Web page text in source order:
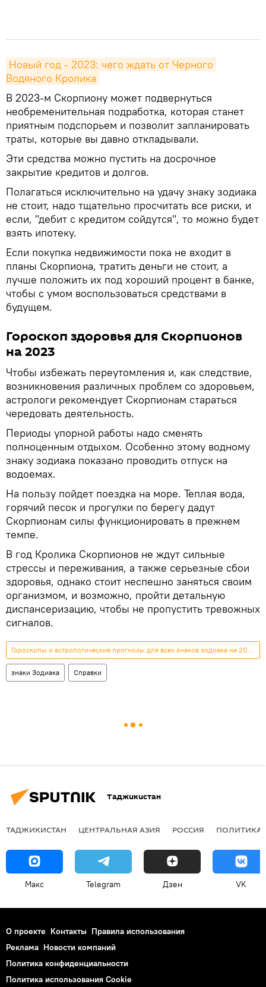
Новый год - 2023: чего ждать от Черного
Водяного Кролика
В 2023-м Скорпиону может подвернуться
необременительная подработка, которая станет
приятным подспорьем и позволит запланировать
траты, которые вы давно откладывали.
Эти средства можно пустить на досрочное
закрытие кредитов и долгов.
Полагаться исключительно на удачу знаку зодиака
не стоит, надо тщательно просчитать все риски, и
если, "дебит с кредитом сойдутся", то можно будет
взять ипотеку.
Если покупка недвижимости пока не входит в
планы Скорпиона, тратить деньги не стоит, а
лучше положить их под хороший процент в банке,
чтобы с умом воспользоваться средствами в
будущем.
Гороскоп здоровья для Скорпионов
на 2023
Чтобы избежать переутомления и, как следствие,
возникновения различных проблем со здоровьем,
астрологи рекомендует Скорпионам стараться
чередовать деятельность.
Периоды упорной работы надо сменять
полноценным отдыхом. Особенно этому водному
знаку зодиака показано проводить отпуск на
водоемах.
На пользу пойдет поездка на море. Теплая вода,
горячий песок и прогулки по берегу дадут
Скорпионам силы функционировать в прежнем
темпе.
В год Кролика Скорпионов не ждут сильные
стрессы и переживания, а также серьезные сбои
здоровья, однако стоит неспешно заняться своим
организмом, и возможно, пройти детальную
диспансеризацию, чтобы не пропустить тревожных
сигналов.
Гороскопы и астрологические прогнозы для всех знаков зодиака на 2026 год
знаки Зодиака Справки
Таджикистан
ТАДЖИКИСТАН ЦЕНТРАЛЬНАЯ АЗИЯ РОССИЯ ПОЛИТИКА
Макс Telegram Дзен VK
О проекте Контакты Правила использования
Реклама Новости компаний
Политика конфиденциальности
Политика использования Cookie